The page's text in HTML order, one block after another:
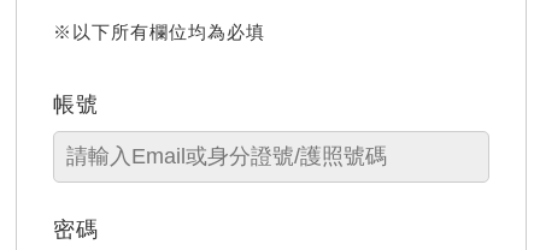
※以下所有欄位均為必填
帳號
密碼